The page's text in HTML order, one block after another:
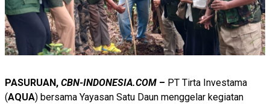
PASURUAN, CBN-INDONESIA.COM – PT Tirta Investama
(AQUA) bersama Yayasan Satu Daun menggelar kegiatan